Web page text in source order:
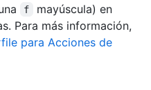
f
mayúscula) en
Para más información,
para Acciones de